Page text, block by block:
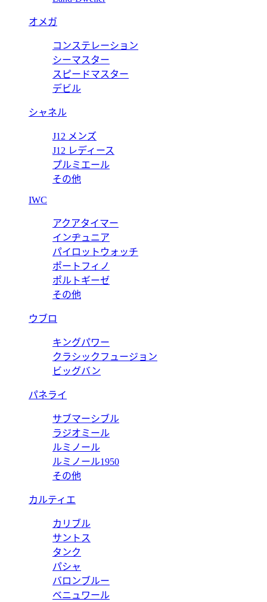
ーパーコピー CDior サングラス スクエア
オメガ
コンステレーション
シーマスター
スピードマスター
デビル
シャネル
J12 メンズ
J12 レディース
プルミエール
その他
IWC
アクアタイマー
インヂュニア
パイロットウォッチ
ポートフィノ
ポルトギーゼ
その他
ウブロ
キングパワー
クラシックフュージョン
ビッグバン
パネライ
サブマーシブル
ラジオミール
ルミノール
ルミノール1950
その他
カルティエ
カリブル
サントス
タンク
パシャ
バロンブルー
ベニュワール